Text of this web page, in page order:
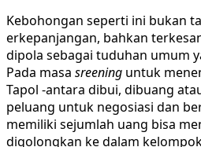
Kebohongan seperti ini bukan
erkepanjangan, bahkan
dipola sebagai tuduhan umum
Pada masa sreening untuk
Tapol -antara dibui, dibuang
peluang untuk negosiasi dan
memiliki sejumlah uang bisa
digolongkan ke dalam